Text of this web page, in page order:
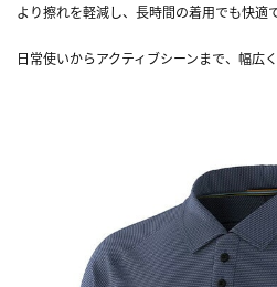
より擦れを軽減し、長時間の着用でも快適で
日常使いからアクティブシーンまで、幅広